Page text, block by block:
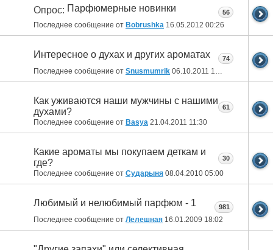
Опрос: Парфюмерные новинки
Последнее сообщение от Bobrushka 16.05.2012 00:26
56
Интересное о духах и других ароматах
Последнее сообщение от Snusmumrik 06.10.2011 14:48
74
Как уживаются наши мужчины с нашими
духами?
Последнее сообщение от Basya 21.04.2011 11:30
61
Какие ароматы мы покупаем деткам и
где?
Последнее сообщение от Сударыня 08.04.2010 05:00
30
Любимый и нелюбимый парфюм - 1
Последнее сообщение от Лелешная 16.01.2009 18:02
981